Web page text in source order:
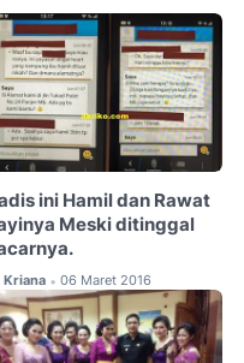
ini Hamil dan Rawat
Meski ditinggal
Kriana • 06 Maret 2016